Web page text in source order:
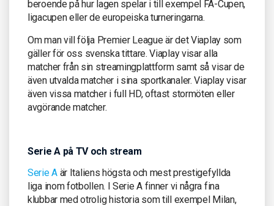
beroende på hur lagen spelar i till exempel FA-Cupen,
ligacupen eller de europeiska turneringarna.
Om man vill följa Premier League är det Viaplay som
gäller för oss svenska tittare. Viaplay visar alla
matcher från sin streamingplattform samt så visar de
även utvalda matcher i sina sportkanaler. Viaplay visar
även vissa matcher i full HD, oftast stormöten eller
avgörande matcher.
Serie A på TV och stream
Serie Aär Italiens högsta och mest prestigefyllda
liga inom fotbollen. I Serie A finner vi några fina
klubbar med otrolig historia som till exempel Milan,